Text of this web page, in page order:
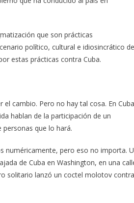
que son prácticas
político, cultural e idiosincrático de
estas prácticas contra Cuba.
cambio. Pero no hay tal cosa. En
hablan de la participación de un
que lo hará.
numéricamente, pero eso no importa.
de Cuba en Washington, en una
solitario lanzó un coctel molotov contra